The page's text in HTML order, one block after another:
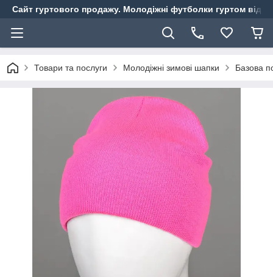
Сайт гуртового продажу. Молодіжні футболки гуртом від
Товари та послуги Молодіжні зимові шапки Базова